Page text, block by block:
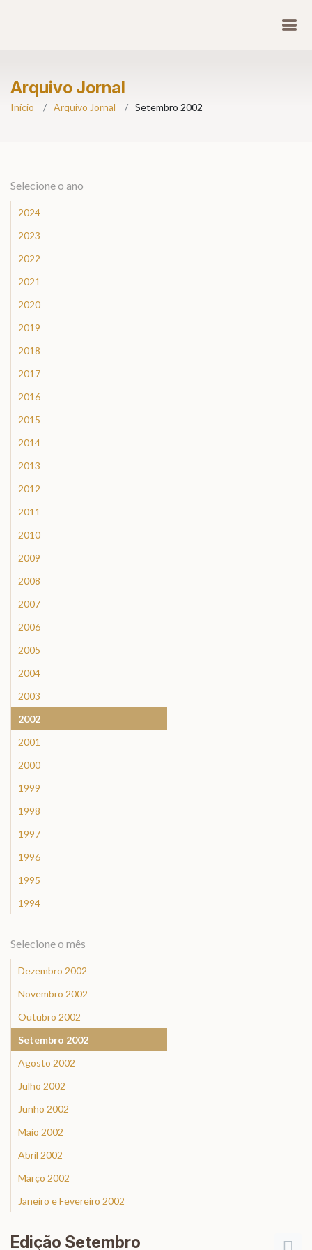
Arquivo Jornal
Início Arquivo Jornal Setembro 2002
Selecione o ano
2024
2023
2022
2021
2020
2019
2018
2017
2016
2015
2014
2013
2012
2011
2010
2009
2008
2007
2006
2005
2004
2003
2002
2001
2000
1999
1998
1997
1996
1995
1994
Selecione o mês
Dezembro 2002
Novembro 2002
Outubro 2002
Setembro 2002
Agosto 2002
Julho 2002
Junho 2002
Maio 2002
Abril 2002
Março 2002
Janeiro e Fevereiro 2002
Edição Setembro